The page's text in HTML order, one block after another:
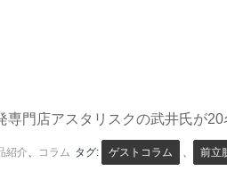
専門店アスタリスクの武井氏が
紹介、 コラム タグ: ゲストコラム 、 前立